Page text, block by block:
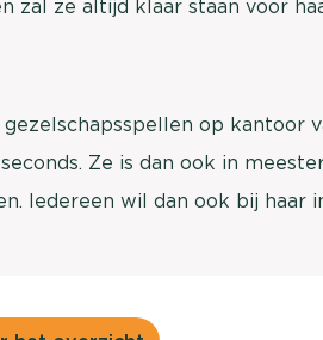
zal ze altijd klaar staan voor
gezelschapsspellen op kantoor
Ze is dan ook in
Iedereen wil dan ook bij haar